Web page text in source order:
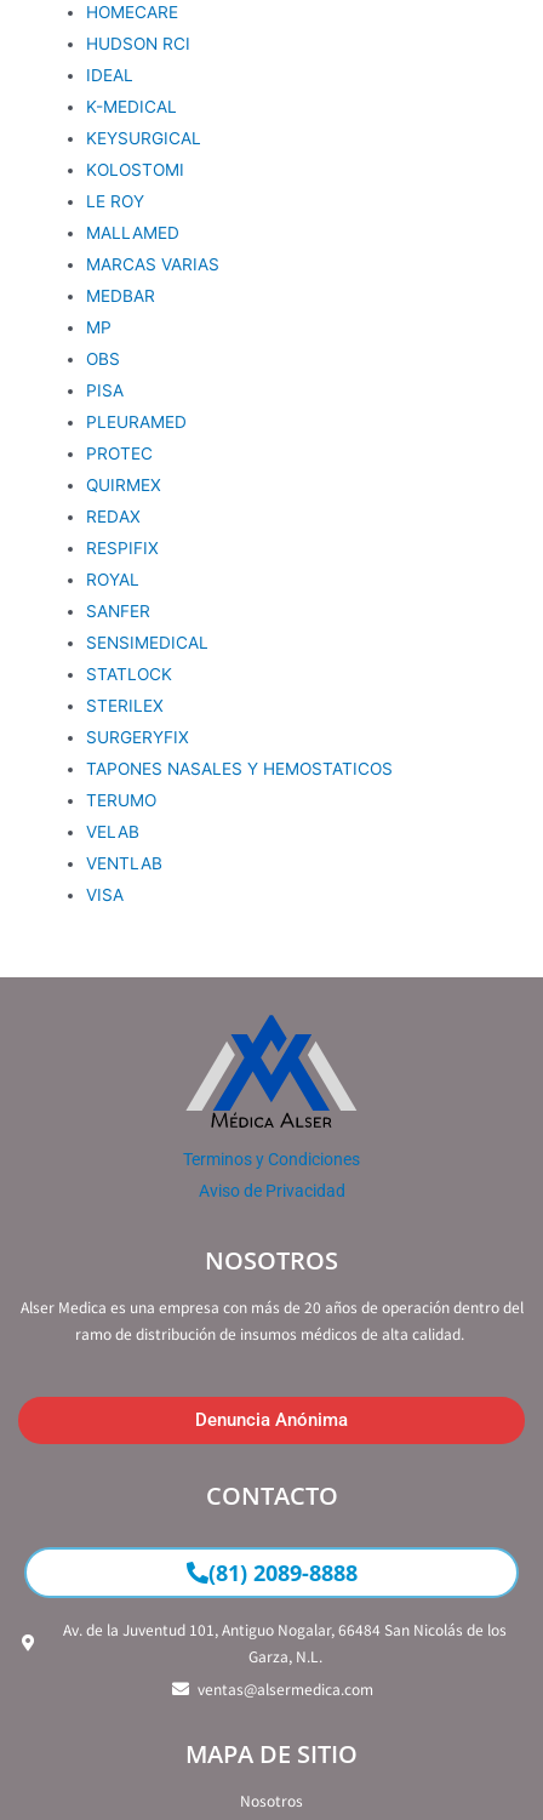
HOMECARE
HUDSON RCI
IDEAL
K-MEDICAL
KEYSURGICAL
KOLOSTOMI
LE ROY
MALLAMED
MARCAS VARIAS
MEDBAR
MP
OBS
PISA
PLEURAMED
PROTEC
QUIRMEX
REDAX
RESPIFIX
ROYAL
SANFER
SENSIMEDICAL
STATLOCK
STERILEX
SURGERYFIX
TAPONES NASALES Y HEMOSTATICOS
TERUMO
VELAB
VENTLAB
VISA
Terminos y Condiciones
Aviso de Privacidad
NOSOTROS
Alser Medica es una empresa con más de 20 años de operación dentro del
ramo de distribución de insumos médicos de alta calidad.
Denuncia Anónima
CONTACTO
(81) 2089-8888
Av. de la Juventud 101, Antiguo Nogalar, 66484 San Nicolás de los
Garza, N.L.
ventas@alsermedica.com
MAPA DE SITIO
Nosotros